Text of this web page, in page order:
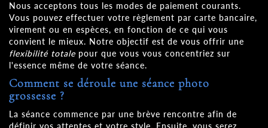
Nous acceptons tous les modes de paiement courants.
Vous pouvez effectuer votre règlement par carte bancaire,
virement ou en espèces, en fonction de ce qui vous
convient le mieux. Notre objectif est de vous offrir une
flexibilité totale pour que vous vous concentriez sur
l'essence même de votre séance.
Comment se déroule une séance photo
grossesse ?
La séance commence par une brève rencontre afin de